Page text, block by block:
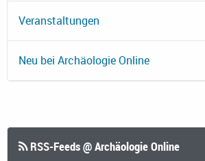
Veranstaltungen
Neu bei Archäologie Online
RSS-Feeds @ Archäologie Online